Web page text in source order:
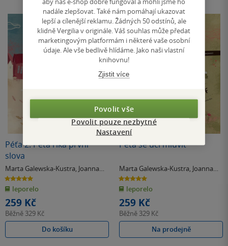
Péťa 2: Péťa říká první
slova
Marta Galewska-Kustra, Joanna
Kłos
5.0
z
5
hvězdiček
leporelo
259 Kč
Běžně 329 Kč
Do košíku
Péťa se učí mluvit
Marta Galewska-Kustra, Joanna
Kłos
5.0
z
5
hvězdiček
leporelo
259 Kč
Běžně 329 Kč
Na prodejně
nadále zlepšovat. Také nám pomáhají ukazovat
lepší a cílenější reklamu. Žádných 50 odstínů, ale
klidně Vergilia v originále. Váš souhlas může předat
marketingovým platformám i některé vaše osobní
údaje. Ale vše bedlivě hlídáme. Jako naši vlastní
knihovnu!
Zjistit více
Povolit vše
Povolit pouze nezbytné
Nastavení